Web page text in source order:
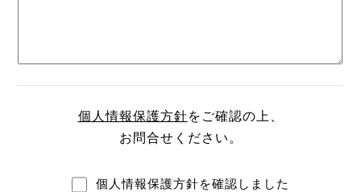
個人情報保護方針をご確認の上、
お問合せください。
個人情報保護方針を確認しました